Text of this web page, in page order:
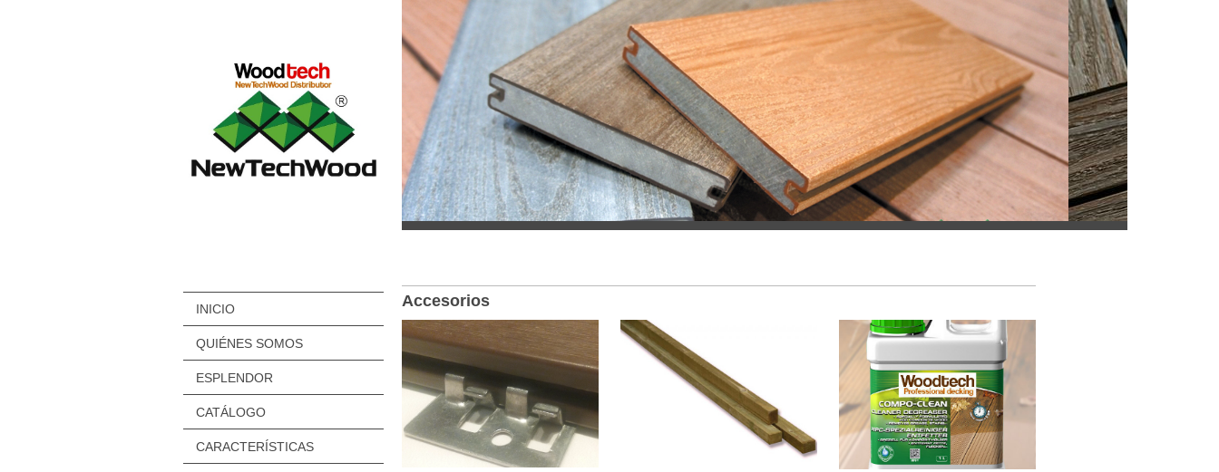
INICIO
QUIÉNES SOMOS
ESPLENDOR
CATÁLOGO
CARACTERÍSTICAS
Accesorios